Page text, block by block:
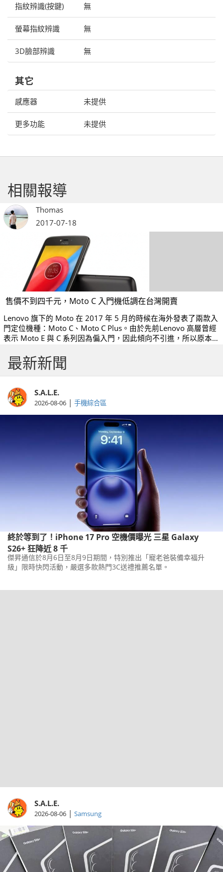
指紋辨識(按鍵) 無
螢幕指紋辨識 無
3D臉部辨識 無
其它
感應器 未提供
更多功能 未提供
相關報導
Thomas
2017-07-18
售價不到四千元，Moto C 入門機低調在台灣開賣
Lenovo 旗下的 Moto 在 2017 年 5 月的時候在海外發表了兩款入
門定位機種：Moto C、Moto C Plus。由於先前Lenovo 高層曾經
表示 Moto E 與 C 系列因為偏入門，因此傾向不引進，所以原本
調的在台灣市場開賣，單機定價是 3,999 元。
最新新聞
S.A.L.E.
2026-08-06 | 手機綜合區
終於等到了！iPhone 17 Pro 空機價曝光 三星 Galaxy
S26+ 狂降近 8 千
傑昇通信於8月6日至8月9日期間，特別推出「寵老爸裝備幸福升
級」限時快閃活動，嚴選多款熱門3C送禮推薦名單。
S.A.L.E.
2026-08-06 | Samsung